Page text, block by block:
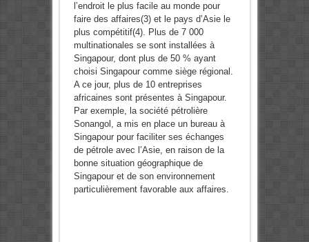
l’endroit le plus facile au monde pour
faire des affaires(3) et le pays d’Asie le
plus compétitif(4). Plus de 7 000
multinationales se sont installées à
Singapour, dont plus de 50 % ayant
choisi Singapour comme siège régional.
A ce jour, plus de 10 entreprises
africaines sont présentes à Singapour.
Par exemple, la société pétrolière
Sonangol, a mis en place un bureau à
Singapour pour faciliter ses échanges
de pétrole avec l’Asie, en raison de la
bonne situation géographique de
Singapour et de son environnement
particulièrement favorable aux affaires.